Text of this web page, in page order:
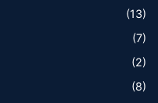
(13)
(7)
(2)
(8)